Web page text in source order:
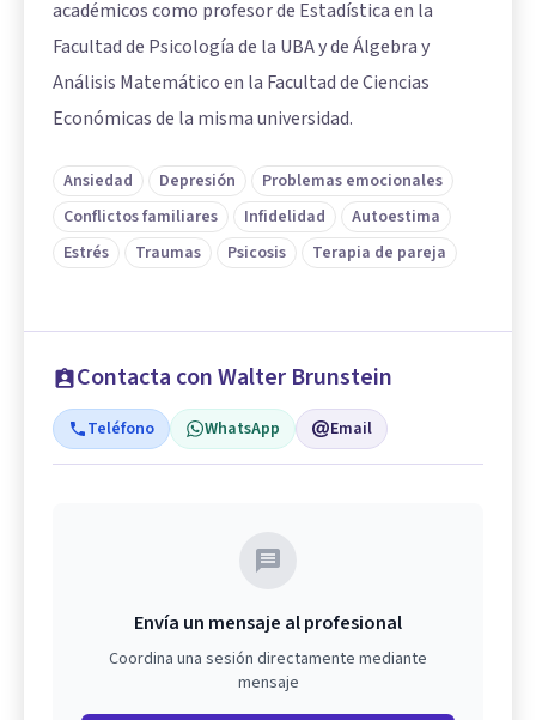
académicos como profesor de Estadística en la
Facultad de Psicología de la UBA y de Álgebra y
Análisis Matemático en la Facultad de Ciencias
Económicas de la misma universidad.
Ansiedad Depresión
Problemas emocionales
Conflictos familiares
Infidelidad
Autoestima
Estrés
Traumas Psicosis Terapia de pareja
Contacta con Walter Brunstein
Teléfono WhatsApp Email
Envía un mensaje al profesional
Coordina una sesión directamente mediante
mensaje